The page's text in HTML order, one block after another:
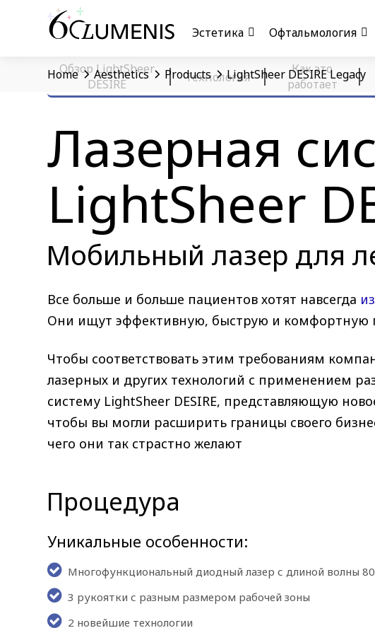
Эстетика Офтальмология
Home Aesthetics Products LightSheer DESIRE Legacy
Обзор LightSheer
DESIRE
Технология
Как это
работает
Лазерная
LightSheer
Мобильный лазер для
Все больше и больше пациентов хотят навсегда
Они ищут эффективную, быструю и комфортную
Чтобы соответствовать этим требованиям
лазерных и других технологий с применением
систему LightSheer DESIRE, представляющую
чтобы вы могли расширить границы своего
чего они так страстно желают
Процедура
Уникальные особенности:
Многофункциональный диодный лазер с длиной волны
3 рукоятки с разным размером рабочей зоны
2 новейшие технологии